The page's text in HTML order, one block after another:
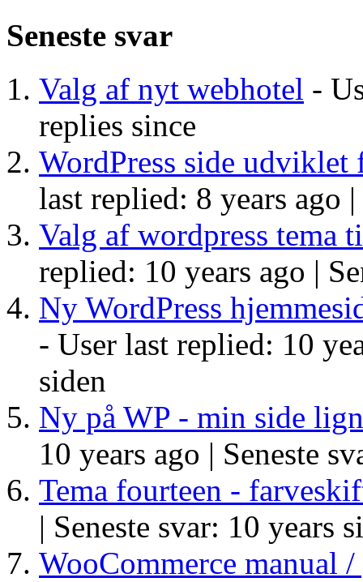
Seneste svar
Valg af nyt webhotel -
replies since
WordPress side udviklet
last replied: 8 years ago |
Valg af wordpress tema
replied: 10 years ago |
Ny WordPress
- User last replied: 10
siden
Ny på WP - min side
10 years ago | Seneste
Tema fourteen -
| Seneste svar: 10 years
WooCommerce manual